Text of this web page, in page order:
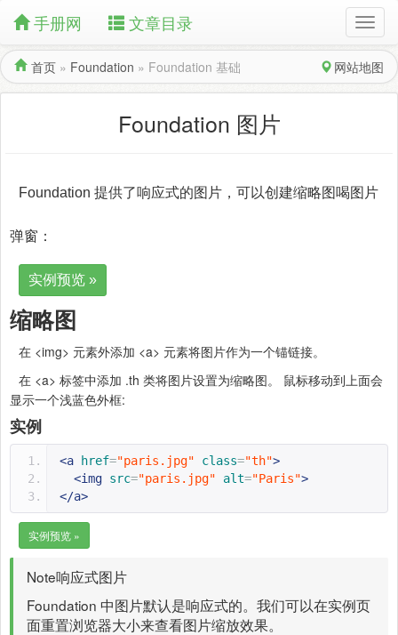
手册网 文章目录
首页 » Foundation » Foundation 基础 网站地图
Foundation 图片
Foundation 提供了响应式的图片，可以创建缩略图喝图片
弹窗：
实例预览 »
缩略图
在 <img> 元素外添加 <a> 元素将图片作为一个锚链接。
在 <a> 标签中添加 .th 类将图片设置为缩略图。 鼠标移动到上面会
显示一个浅蓝色外框:
实例
<a href="paris.jpg" class="th">
<img src="paris.jpg" alt="Paris">
</a>
实例预览 »
Note响应式图片
Foundation 中图片默认是响应式的。我们可以在实例页
面重置浏览器大小来查看图片缩放效果。